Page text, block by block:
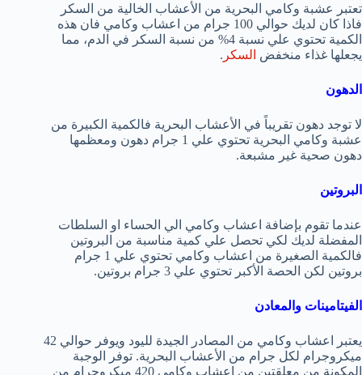
تعتبر عشبة وكامي البحرية من الأعشاب الخالية من السكر
فاذا كان لديك حوالي 100 جرام من اعشاب وكامي فان هذه
الكمية تحتوي علي نسبة 4% من نسبة السكر في الدم، مما
يجعلها غذاء منخفض السكر .
الدهون
لا توجد دهون تقريباً في الأعشاب البحرية فالكمية الكبيرة من
عشبة وكامي البحرية تحتوي علي 1 جرام دهون ومعظمها
دهون صحية غير مشبعة.
البروتين
عندما تقوم بإضافة اعشاب وكامي الي الحساء او السلطات
المفضلة لديك لكي تحصل علي كمية مناسبة من البروتين
فالكمية الصغيرة من اعشاب وكامي تحتوي علي 1 جرام
بروتين لكن الحصة الأكبر تحتوي علي 3 جرام بروتين.
الفيتامينات والمعادن
يعتبر اعشاب وكامي من المصادر الجيدة لليود ويوفر حوالي 42
ميكروجرام لكل جرام من الأعشاب البحرية. توفر الوجبة
المكونة من معلقتين من اعشاب وكامي 420 ميكروجرام من